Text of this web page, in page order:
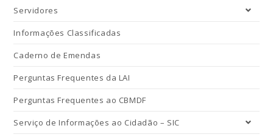
Servidores
Informações Classificadas
Caderno de Emendas
Perguntas Frequentes da LAI
Perguntas Frequentes ao CBMDF
Serviço de Informações ao Cidadão – SIC